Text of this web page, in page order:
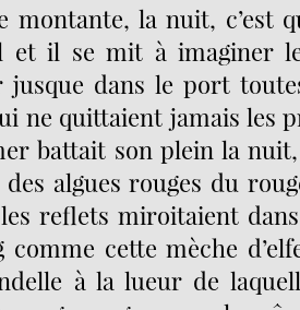
montante, la nuit, c’est
et il se mit à imaginer
jusque dans le port
ne quittaient jamais les
battait son plein la
des algues rouges du
reflets miroitaient
comme cette mèche
à la lueur de